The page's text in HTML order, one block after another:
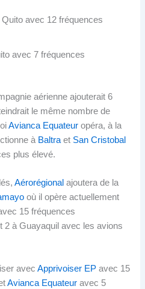
avec 12 fréquences
avec 7 fréquences
aérienne ajouterait 6
le même nombre de
Avianca Equateur opéra, à la
à Baltra et San Cristobal
plus élevé.
Aérorégional ajoutera de la
où il opère actuellement
15 fréquences
2 à Guayaquil avec les avions
avecApprivoiser EP avec 15
Avianca Equateur avec 5